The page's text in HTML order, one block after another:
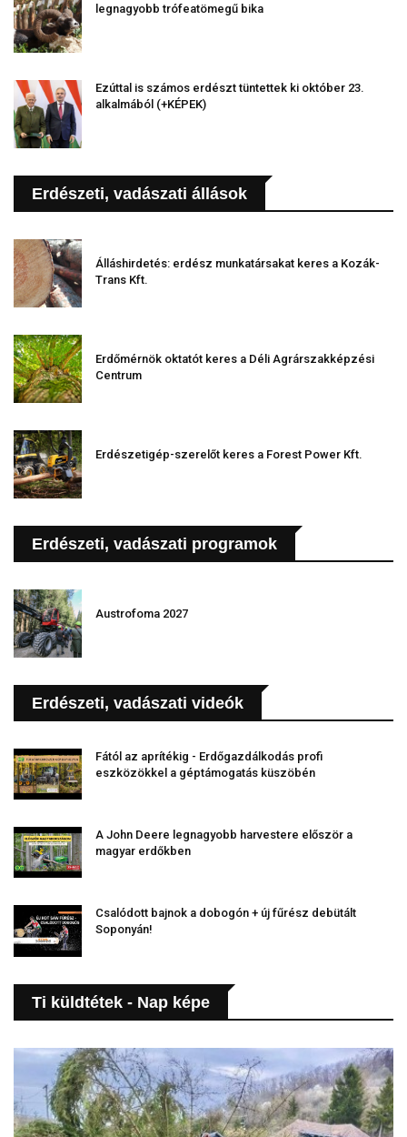
legnagyobb trófeatömegű bika
Ezúttal is számos erdészt tüntettek ki október 23.
alkalmából (+KÉPEK)
Erdészeti, vadászati állások
Álláshirdetés: erdész munkatársakat keres a Kozák-
Trans Kft.
Erdőmérnök oktatót keres a Déli Agrárszakképzési
Centrum
Erdészetigép-szerelőt keres a Forest Power Kft.
Erdészeti, vadászati programok
Austrofoma 2027
Erdészeti, vadászati videók
Fától az aprítékig - Erdőgazdálkodás profi
eszközökkel a géptámogatás küszöbén
A John Deere legnagyobb harvestere először a
magyar erdőkben
Csalódott bajnok a dobogón + új fűrész debütált
Soponyán!
Ti küldtétek - Nap képe